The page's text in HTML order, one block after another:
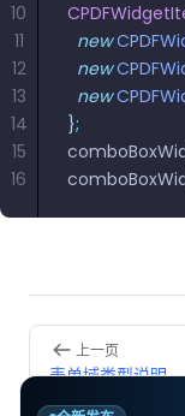
  new
  new
  new
};
10
11
12
13
14
15
16
Pager上一页
表单域类型说明